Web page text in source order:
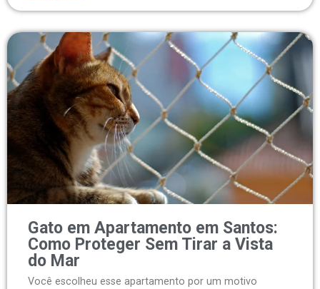
Gato em Apartamento em Santos:
Como Proteger Sem Tirar a Vista
do Mar
Você escolheu esse apartamento por um motivo